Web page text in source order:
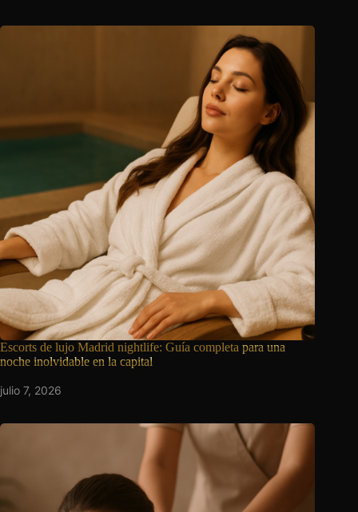
Escorts de lujo Madrid nightlife: Guía completa para una
noche inolvidable en la capital
julio 7, 2026